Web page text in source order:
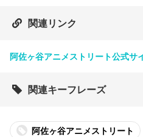
関連リンク
阿佐ヶ谷アニメストリート公式サ
関連キーフレーズ
阿佐ヶ谷アニメストリート